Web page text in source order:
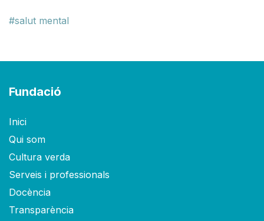
salut mental
Fundació
Inici
Qui som
Cultura verda
Serveis i professionals
Docència
Transparència